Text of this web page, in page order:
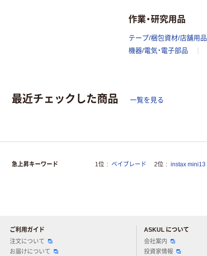
作業・研究用品
テープ/梱包資材/店舗用品
機器/電気・電子部品
最近チェックした商品 一覧を見る
急上昇キーワード 1位 ベイブレード 2位 instax mini13
ご利用ガイド
注文について
お届けについて
ASKUL について
会社案内
投資家情報